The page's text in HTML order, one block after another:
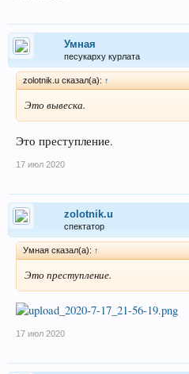
Умная
песукарху курлата
zolotnik.u сказал(а): ↑
Это вывеска.
Это преступление.
17 июл 2020
zolotnik.u
спектатор
Умная сказал(а): ↑
Это преступление.
17 июл 2020